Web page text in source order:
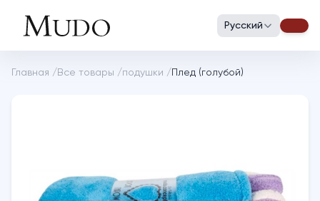
Русский
Главная / Все товары /подушки / Плед (голубой)